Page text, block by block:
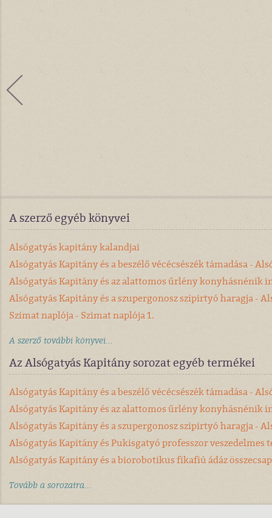
A szerző egyéb könyvei
Alsógatyás kapitány kalandjai
Alsógatyás Kapitány és a beszélő vécécsészék támadása -
Alsógatyás Kapitány és az alattomos űrlény konyhásnénik
Alsógatyás Kapitány és a szupergonosz szipirtyó haragja -
Szimat naplója - Szimat naplója 1.
A szerző további könyvei...
Az Alsógatyás Kapitány sorozat egyéb termékei
Alsógatyás Kapitány és a beszélő vécécsészék támadása -
Alsógatyás Kapitány és az alattomos űrlény konyhásnénik
Alsógatyás Kapitány és a szupergonosz szipirtyó haragja -
Alsógatyás Kapitány és Pukisgatyó professzor
Alsógatyás Kapitány és a biorobotikus fikafiú ádáz
Tovább a sorozatra...